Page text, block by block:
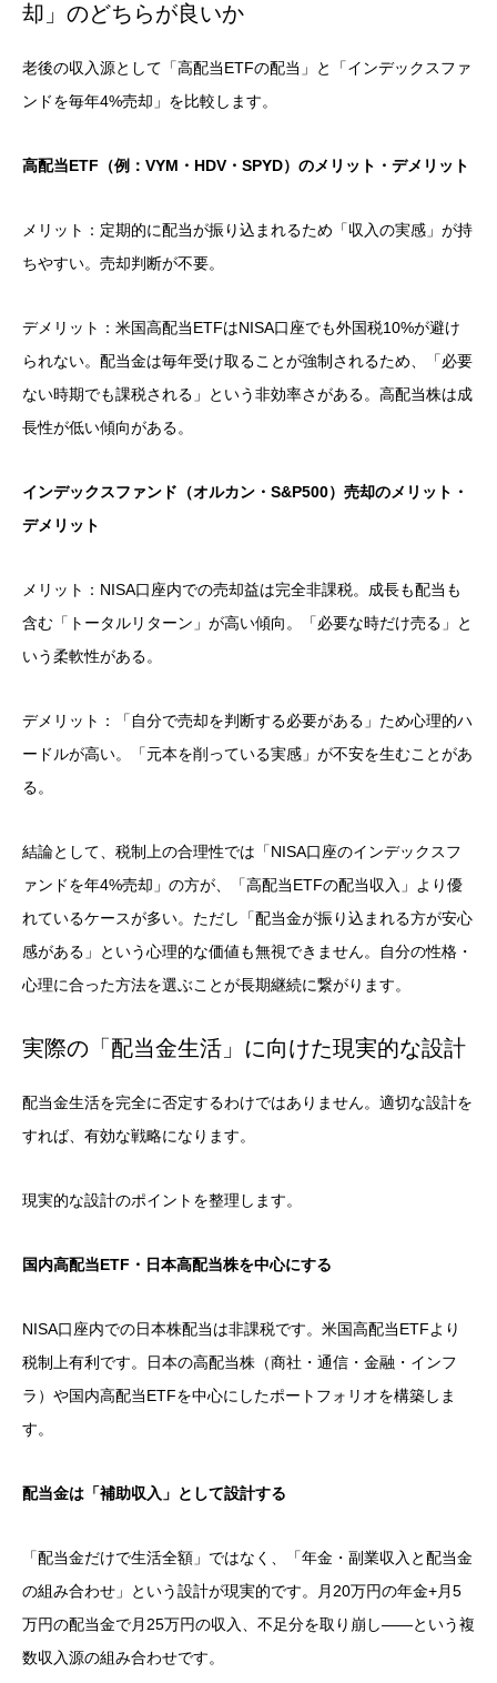
却」のどちらが良いか
老後の収入源として「高配当ETFの配当」と「インデックスファ
ンドを毎年4%売却」を比較します。
高配当ETF（例：VYM・HDV・SPYD）のメリット・デメリット
メリット：定期的に配当が振り込まれるため「収入の実感」が持
ちやすい。売却判断が不要。
デメリット：米国高配当ETFはNISA口座でも外国税10%が避け
られない。配当金は毎年受け取ることが強制されるため、「必要
ない時期でも課税される」という非効率さがある。高配当株は成
長性が低い傾向がある。
インデックスファンド（オルカン・S&P500）売却のメリット・
デメリット
メリット：NISA口座内での売却益は完全非課税。成長も配当も
含む「トータルリターン」が高い傾向。「必要な時だけ売る」と
いう柔軟性がある。
デメリット：「自分で売却を判断する必要がある」ため心理的ハ
ードルが高い。「元本を削っている実感」が不安を生むことがあ
る。
結論として、税制上の合理性では「NISA口座のインデックスフ
ァンドを年4%売却」の方が、「高配当ETFの配当収入」より優
れているケースが多い。ただし「配当金が振り込まれる方が安心
感がある」という心理的な価値も無視できません。自分の性格・
心理に合った方法を選ぶことが長期継続に繋がります。
実際の「配当金生活」に向けた現実的な設計
配当金生活を完全に否定するわけではありません。適切な設計を
すれば、有効な戦略になります。
現実的な設計のポイントを整理します。
国内高配当ETF・日本高配当株を中心にする
NISA口座内での日本株配当は非課税です。米国高配当ETFより
税制上有利です。日本の高配当株（商社・通信・金融・インフ
ラ）や国内高配当ETFを中心にしたポートフォリオを構築しま
す。
配当金は「補助収入」として設計する
「配当金だけで生活全額」ではなく、「年金・副業収入と配当金
の組み合わせ」という設計が現実的です。月20万円の年金+月5
万円の配当金で月25万円の収入、不足分を取り崩し——という複
数収入源の組み合わせです。